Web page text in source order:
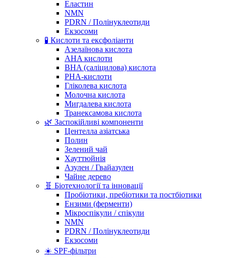
Еластин
NMN
PDRN / Полінуклеотиди
Екзосоми
🧪 Кислоти та ексфоліанти
Азелаїнова кислота
AHA кислоти
BHA (саліцилова) кислота
PHA-кислоти
Гліколева кислота
Молочна кислота
Мигдалева кислота
Транексамова кислота
🌿 Заспокійливі компоненти
Центелла азіатська
Полин
Зелений чай
Хауттюйнія
Азулен / Гвайазулен
Чайне дерево
🧬 Біотехнології та інновації
Пробіотики, пребіотики та постбіотики
Ензими (ферменти)
Мікроспікули / спікули
NMN
PDRN / Полінуклеотиди
Екзосоми
☀️ SPF-фільтри